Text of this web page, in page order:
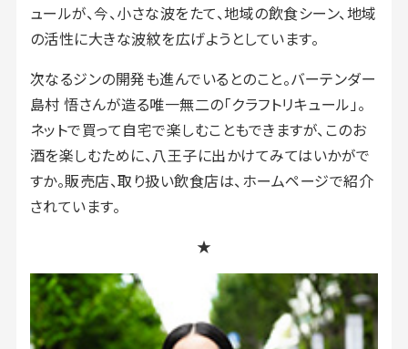
ュールが、今、小さな波をたて、地域の飲食シーン、地域
の活性に大きな波紋を広げようとしています。
次なるジンの開発も進んでいるとのこと。バーテンダー
島村 悟さんが造る唯一無二の「クラフトリキュール」。
ネットで買って自宅で楽しむこともできますが、このお
酒を楽しむために、八王子に出かけてみてはいかがで
すか。販売店、取り扱い飲食店は、ホームページで紹介
されています。
★